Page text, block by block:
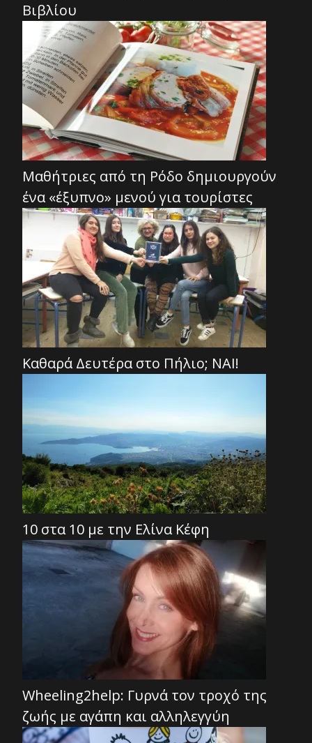
Βιβλίου
Μαθήτριες από τη Ρόδο δημιουργούν
ένα «έξυπνο» μενού για τουρίστες
Καθαρά Δευτέρα στο Πήλιο; ΝΑΙ!
10 στα 10 με την Ελίνα Κέφη
Wheeling2help: Γυρνά τον τροχό της
ζωής με αγάπη και αλληλεγγύη